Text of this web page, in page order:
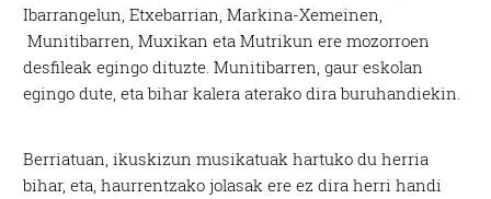
Ibarrangelun, Etxebarrian, Markina-Xemeinen,
Munitibarren, Muxikan eta Mutrikun ere mozorroen
desfileak egingo dituzte. Munitibarren, gaur eskolan
egingo dute, eta bihar kalera aterako dira buruhandiekin.
Berriatuan, ikuskizun musikatuak hartuko du herria
bihar, eta, haurrentzako jolasak ere ez dira herri handi